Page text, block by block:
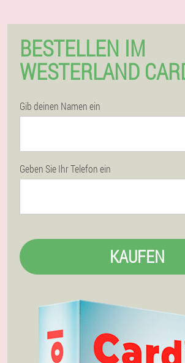
BESTELLEN IM
WESTERLAND
Gib deinen Namen ein
Geben Sie Ihr Telefon ein
KAUFEN